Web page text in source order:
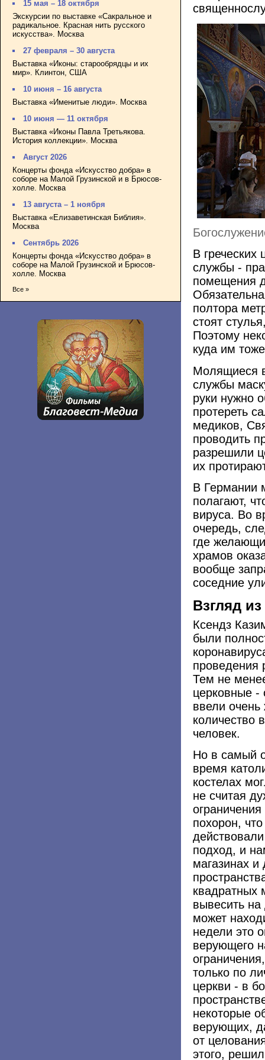
15 мая – 18 октября
Экскурсии по выставке «Сакральное и
радикальное. Красная нить русского
искусства». Москва
27 февраля – 30 августа
Выставка «Иконы: старообрядцы и их
мир». Клинтон, США
10 июня – 16 августа
Выставка «Именитые люди». Москва
10 июня — 11 октября
Выставка «Иконы Павла Третьякова.
История коллекции». Москва
Август 2026
Концерты фонда «Искусство добра» в
соборе на Малой Грузинской и в Брюсов-
холле. Москва
13 августа – 1 ноября
Выставка «Елизаветинская Библия».
Москва
Сентябрь 2026
Концерты фонда «Искусство добра» в
соборе на Малой Грузинской и Брюсов-
холле. Москва
Все »
В греческих
службы -
помещения
полтора
стоят
Поэтому
куда им
Молящиеся
службы
руки нужно
протереть
медиков,
проводить
разрешили
их
В Германии
полагают,
вируса. Во
очередь,
где
храмов
вообще
соседние
Взгляд
Ксендз
были
проведения
Тем не
церковные -
ввели очень
количество
человек.
Но в самый
время
костелах
не считая
похорон,
подход, и
магазинах и
квадратных
вывесить
может
недели это
верующего
только по
церкви - в
некоторые
верующих,
от
этого,